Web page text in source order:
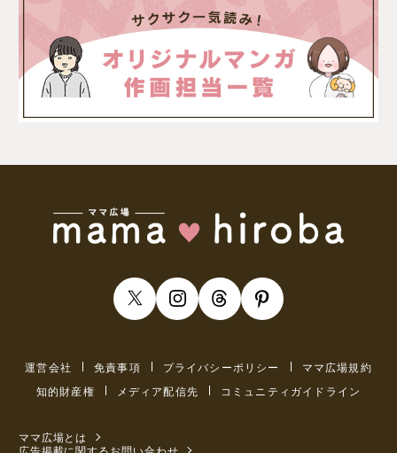
運営会社 免責事項 プライバシーポリシー
ママ広場規約
知的財産権
メディア配信先 コミュニティガイドライン
ママ広場とは